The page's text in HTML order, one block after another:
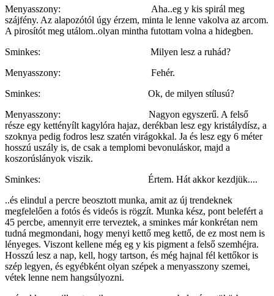
Menyasszony: Aha..eg y kis spirál meg
szájfény. Az alapozótól úgy érzem, minta le lenne vakolva az arcom.
A pirosítót meg utálom..olyan mintha futottam volna a hidegben.
Sminkes: Milyen lesz a ruhád?
Menyasszony: Fehér.
Sminkes: Ok, de milyen stílusú?
Menyasszony: Nagyon egyszerű. A felső
része egy kettényílt kagylóra hajaz, derékban lesz egy kristálydísz, a
szoknya pedig fodros lesz szatén virágokkal. Ja és lesz egy 6 méter
hosszú uszály is, de csak a templomi bevonuláskor, majd a
koszorúslányok viszik.
Sminkes: Értem. Hát akkor kezdjük....
..és elindul a percre beosztott munka, amit az új trendeknek
megfelelően a fotós és videós is rögzít. Munka kész, pont belefért a
45 percbe, amennyit erre terveztek, a sminkes már konkrétan nem
tudná megmondani, hogy menyi kettő meg kettő, de ez most nem is
lényeges. Viszont kellene még eg y kis pigment a felső szemhéjra.
Hosszú lesz a nap, kell, hogy tartson, és még hajnal fél kettőkor is
szép legyen, és egyébként olyan szépek a menyasszony szemei,
vétek lenne nem hangsúlyozni.